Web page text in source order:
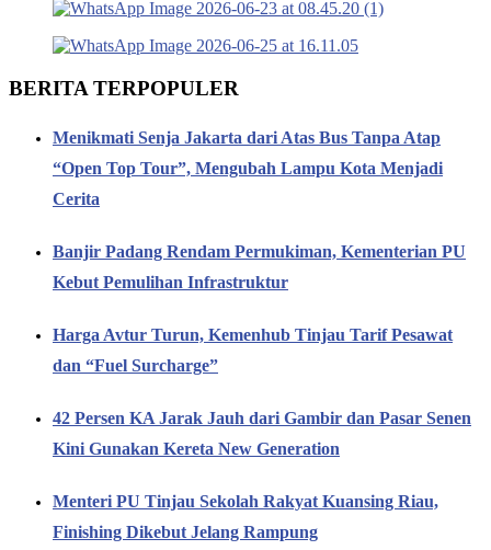
BERITA TERPOPULER
Menikmati Senja Jakarta dari Atas Bus Tanpa Atap
“Open Top Tour”, Mengubah Lampu Kota Menjadi
Cerita
Banjir Padang Rendam Permukiman, Kementerian PU
Kebut Pemulihan Infrastruktur
Harga Avtur Turun, Kemenhub Tinjau Tarif Pesawat
dan “Fuel Surcharge”
42 Persen KA Jarak Jauh dari Gambir dan Pasar Senen
Kini Gunakan Kereta New Generation
Menteri PU Tinjau Sekolah Rakyat Kuansing Riau,
Finishing Dikebut Jelang Rampung